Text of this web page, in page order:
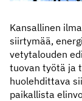
Kansallinen
siirtymää,
vetytalouden
tuovan työtä ja
huolehdittava
paikallista